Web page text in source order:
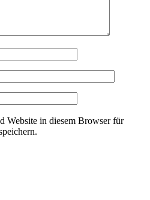
Website in diesem Browser für